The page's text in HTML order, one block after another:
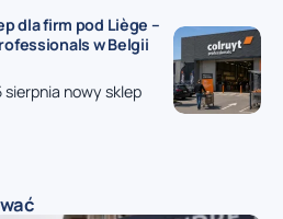
dla firm pod Liège –
w Belgii
nowy sklep